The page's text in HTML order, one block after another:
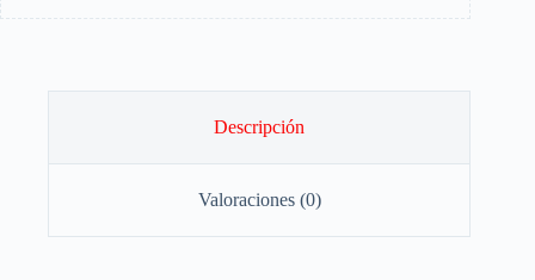
Descripción
Valoraciones (0)